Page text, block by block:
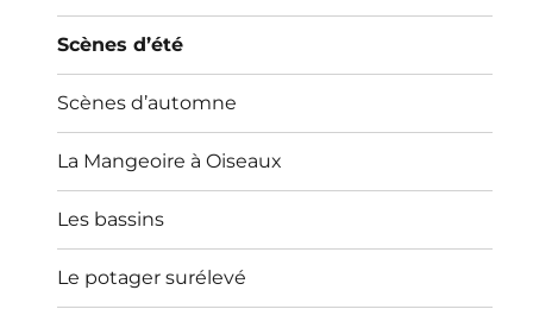
Scènes d’été
Scènes d’automne
La Mangeoire à Oiseaux
Les bassins
Le potager surélevé